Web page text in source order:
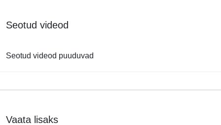
Seotud videod
Seotud videod puuduvad
Vaata lisaks